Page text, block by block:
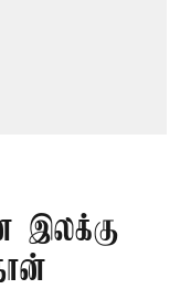
இலக்கு